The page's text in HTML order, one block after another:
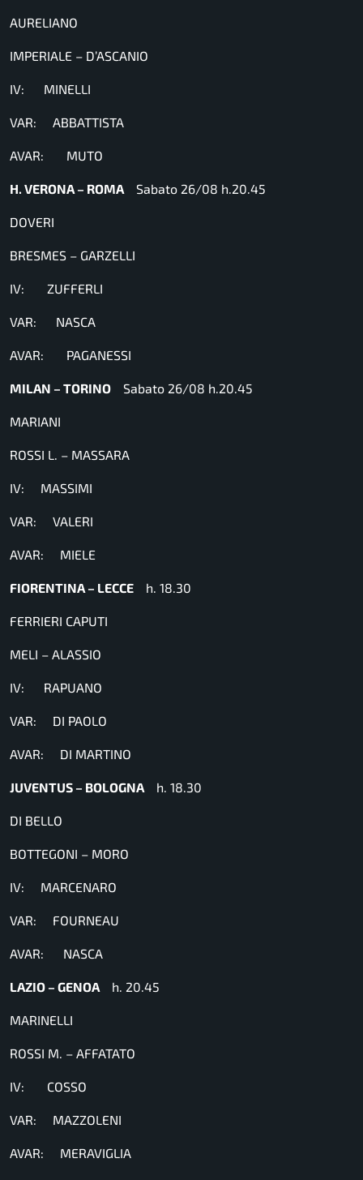
AURELIANO
IMPERIALE – D’ASCANIO
IV: MINELLI
VAR: ABBATTISTA
AVAR: MUTO
H. VERONA – ROMA Sabato 26/08 h.20.45
DOVERI
BRESMES – GARZELLI
IV: ZUFFERLI
VAR: NASCA
AVAR: PAGANESSI
MILAN – TORINO Sabato 26/08 h.20.45
MARIANI
ROSSI L. – MASSARA
IV: MASSIMI
VAR: VALERI
AVAR: MIELE
FIORENTINA – LECCE h. 18.30
FERRIERI CAPUTI
MELI – ALASSIO
IV: RAPUANO
VAR: DI PAOLO
AVAR: DI MARTINO
JUVENTUS – BOLOGNA h. 18.30
DI BELLO
BOTTEGONI – MORO
IV: MARCENARO
VAR: FOURNEAU
AVAR: NASCA
LAZIO – GENOA h. 20.45
MARINELLI
ROSSI M. – AFFATATO
IV: COSSO
VAR: MAZZOLENI
AVAR: MERAVIGLIA